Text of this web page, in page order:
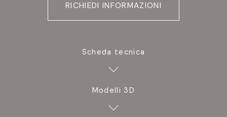
RICHIEDI INFORMAZIONI
Scheda tecnica
Modelli 3D